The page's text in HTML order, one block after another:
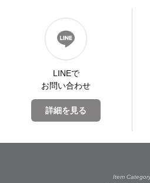
LINEで
お問い合わせ
詳細を見る
Item